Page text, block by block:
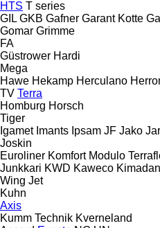
HTS T series
GIL GKB Gafner Garant Kotte
Gomar Grimme
FA
Güstrower Hardi
Mega
Hawe Hekamp Herculano
TV Terra
Homburg Horsch
Tiger
Igamet Imants Ipsam JF Jako
Joskin
Euroliner Komfort Modulo
Junkkari KWD Kaweco Kimadan
Wing Jet
Kuhn
Axis
Kumm Technik Kverneland